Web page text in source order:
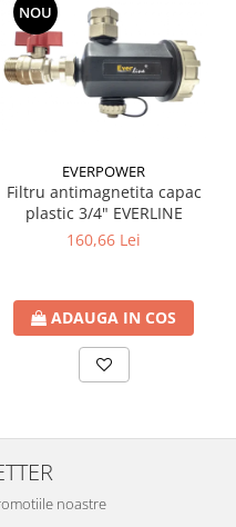
NOU
EVERPOWER
Filtru antimagnetita capac
plastic 3/4" EVERLINE
160,66 Lei
ADAUGA IN COS
noastre